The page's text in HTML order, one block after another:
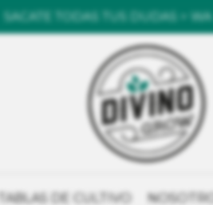
SACATE TODAS TUS DUDAS > WA
TABLAS DE CULTIVO